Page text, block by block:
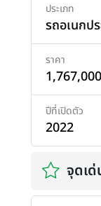
ประเภท
รถอเนกป
ราคา
ปีที่เปิดตัว
2022
จุดเด่